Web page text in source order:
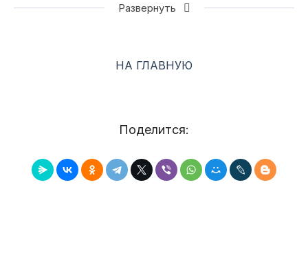
Бытовые кондиционеры до 35 м
Бытовые кондиционеры свыше 70 м
Кондиционеры для серверных
Подключение кондиционеров
Наружные блоки HAIER
Развернуть
НА ГЛАВНУЮ
Поделится: